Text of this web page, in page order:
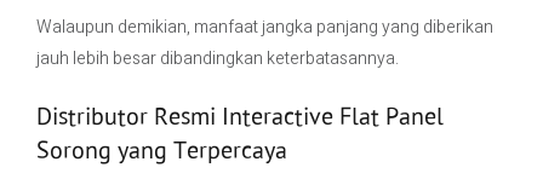
Walaupun demikian, manfaat jangka panjang yang diberikan
jauh lebih besar dibandingkan keterbatasannya.
Distributor Resmi Interactive Flat Panel
Sorong yang Terpercaya